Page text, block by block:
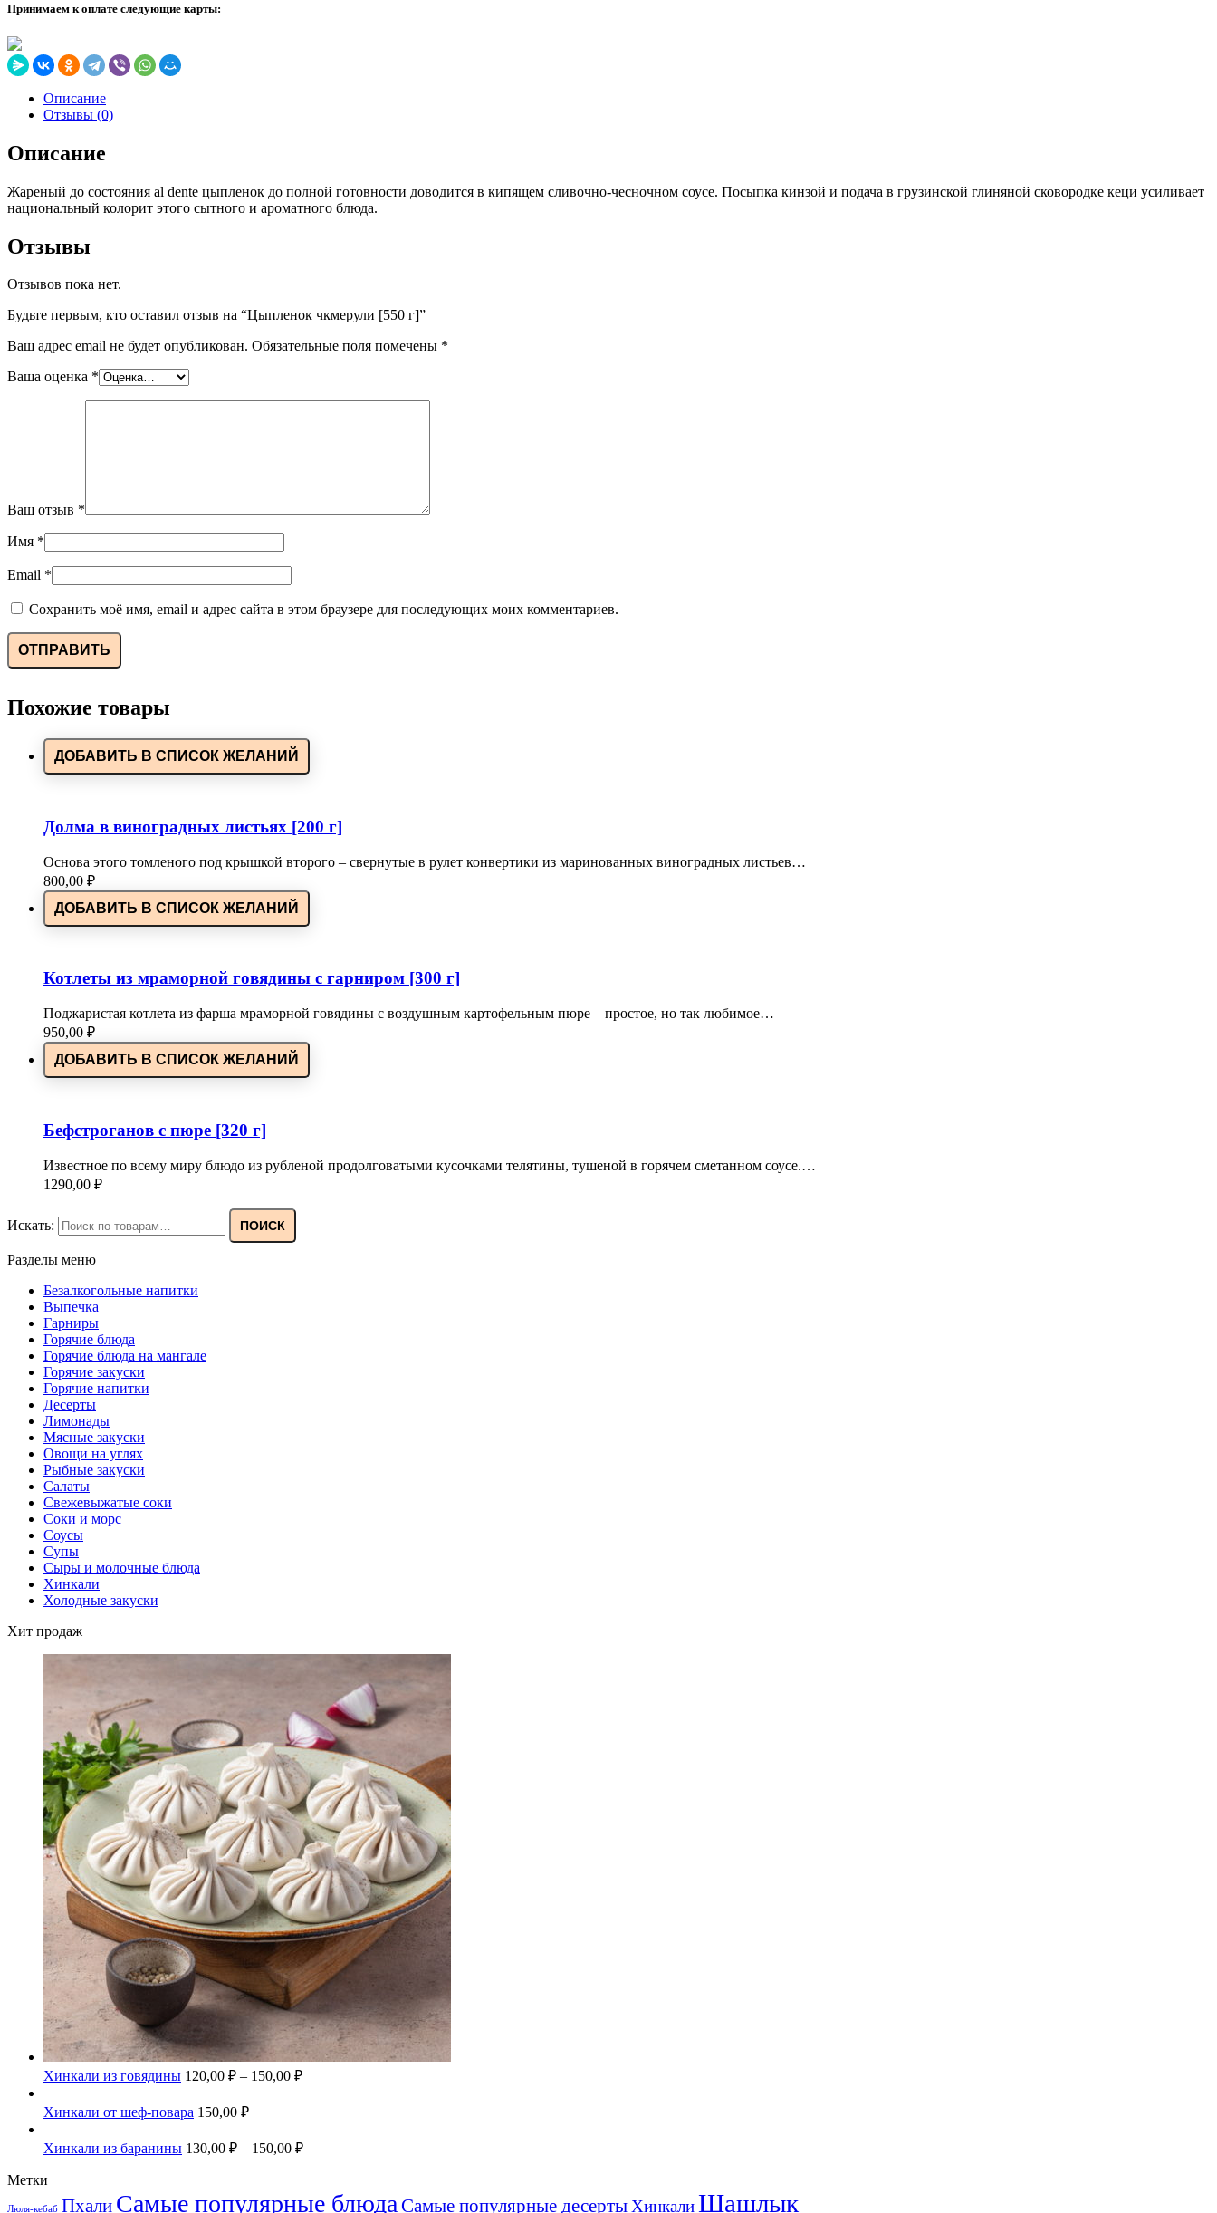
Принимаем к оплате следующие карты:
Описание
Отзывы (0)
Описание
Жареный до состояния al dente цыпленок до полной готовности доводится в кипящем сливочно-чесночном соусе. Посыпка кинзой и подача в грузинской глиняной сковородке кеци усиливает
национальный колорит этого сытного и ароматного блюда.
Отзывы
Отзывов пока нет.
Будьте первым, кто оставил отзыв на “Цыпленок чкмерули [550 г]”
Ваш адрес email не будет опубликован. Обязательные поля помечены *
Ваша оценка *
Ваш отзыв *
Имя *
Email *
Сохранить моё имя, email и адрес сайта в этом браузере для последующих моих комментариев.
Похожие товары
ДОБАВИТЬ В СПИСОК ЖЕЛАНИЙ
Долма в виноградных листьях [200 г]
Основа этого томленого под крышкой второго – свернутые в рулет конвертики из маринованных виноградных листьев…
800,00 ₽
ДОБАВИТЬ В СПИСОК ЖЕЛАНИЙ
Котлеты из мраморной говядины с гарниром [300 г]
Поджаристая котлета из фарша мраморной говядины с воздушным картофельным пюре – простое, но так любимое…
950,00 ₽
ДОБАВИТЬ В СПИСОК ЖЕЛАНИЙ
Бефстроганов с пюре [320 г]
Известное по всему миру блюдо из рубленой продолговатыми кусочками телятины, тушеной в горячем сметанном соусе.…
1290,00 ₽
Искать: ПОИСК
Разделы меню
Безалкогольные напитки
Выпечка
Гарниры
Горячие блюда
Горячие блюда на мангале
Горячие закуски
Горячие напитки
Десерты
Лимонады
Мясные закуски
Овощи на углях
Рыбные закуски
Салаты
Свежевыжатые соки
Соки и морс
Соусы
Супы
Сыры и молочные блюда
Хинкали
Холодные закуски
Хит продаж
Хинкали из говядины 120,00 ₽ – 150,00 ₽
Хинкали от шеф-повара 150,00 ₽
Хинкали из баранины 130,00 ₽ – 150,00 ₽
Метки
Люля-кебаб Пхали Самые популярные блюда Самые популярные десерты ХинкалиШашлык